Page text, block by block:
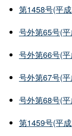
第1458号(平
号外第65号(
号外第66号(
号外第67号(
号外第68号(
第1459号(平